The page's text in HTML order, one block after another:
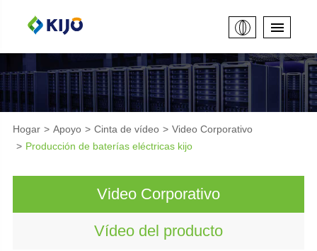
Hogar Apoyo Cinta de vídeo
Video Corporativo
Producción de baterías eléctricas kijo
Video Corporativo
Vídeo del producto